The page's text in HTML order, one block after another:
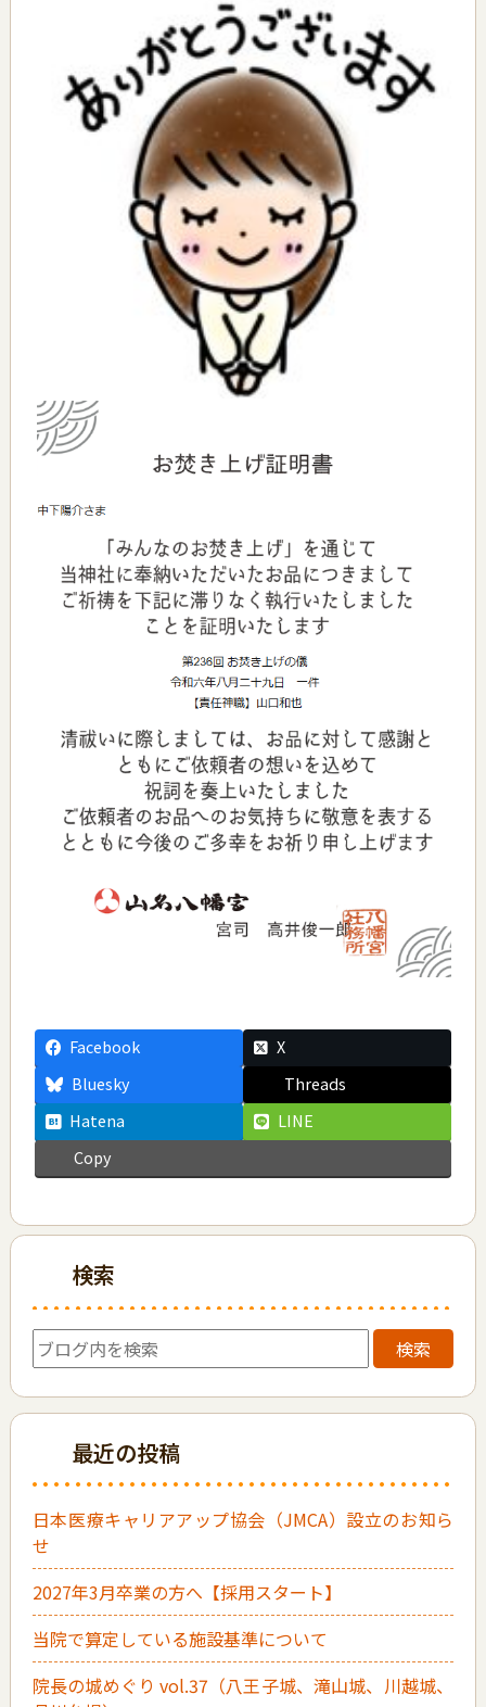
Facebook
X
Bluesky
Threads
Hatena
LINE
Copy
検索
検索
最近の投稿
日本医療キャリアアップ協会（JMCA）設立のお知ら
せ
2027年3月卒業の方へ【採用スタート】
当院で算定している施設基準について
院長の城めぐり vol.37（八王子城、滝山城、川越城、